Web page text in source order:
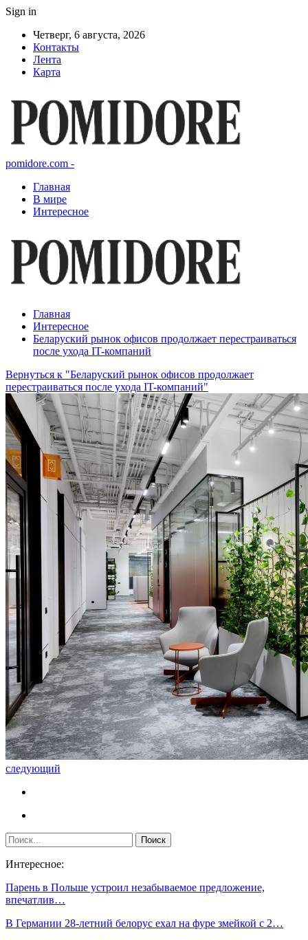
Sign in
Четверг, 6 августа, 2026
Контакты
Лента
Карта
pomidore.com -
Главная
В мире
Интересное
Главная
Интересное
Беларуский рынок офисов продолжает перестраиваться
после ухода IT-компаний
Вернуться к "Беларуский рынок офисов продолжает
перестраиваться после ухода IT-компаний"
следующий
Интересное:
Парень в Польше устроил незабываемое предложение,
впечатлив…
В Германии 28-летний белорус ехал на фуре змейкой с 2…